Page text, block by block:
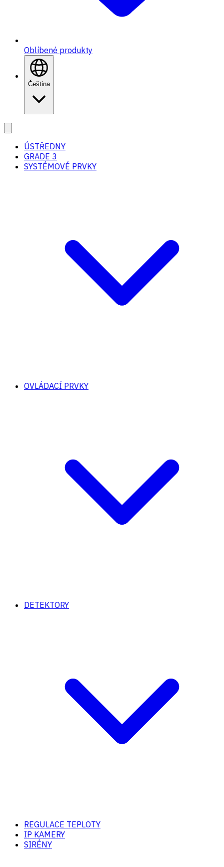
Oblíbené produkty
Čeština
ÚSTŘEDNY
GRADE 3
SYSTÉMOVÉ PRVKY
OVLÁDACÍ PRVKY
DETEKTORY
REGULACE TEPLOTY
IP KAMERY
SIRÉNY